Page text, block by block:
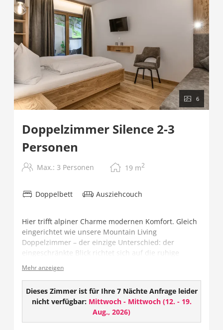
6
Doppelzimmer Silence 2-3
Personen
Max.: 3 Personen 19 m2
Doppelbett Ausziehcouch
Hier trifft alpiner Charme modernen Komfort. Gleich
eingerichtet wie unsere Mountain Living
Doppelzimmer – der einzige Unterschied: der
eingeschränkte Blick richtet sich auf die ruhige
Terrasse – ideal für Gäste, die Erholung und Stille
suchen.
Ausstattung:
Mehr anzeigen
Dieses Zimmer ist für Ihre 7 Nächte Anfrage leider
nicht verfügbar: Mittwoch - Mittwoch(12. - 19.
Aug., 2026)